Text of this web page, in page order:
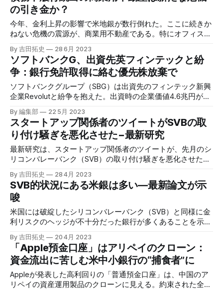
の引き金か？
今年、金利上昇の影響で米地銀が数行倒れた。ここに続きか
ねない危機の震源が、商業用不動産である。特にオフィスで
が追い討ちをかけている。
By 吉田拓史 28 6月 2023
ソフトバンクG、出資先英フィンテックと紛
争：銀行免許取得に絡む優先株放棄で
ソフトバンクグループ（SBG）は出資先のフィンテック新興
企業Revolutと紛争を抱えた。出資時の企業価値4.6兆円が、
り、SBGの頭痛の種が増えた。
By 編集部 22 5月 2023
スタートアップ関係者のツイートがSVBの取
り付け騒ぎを悪化させた−最新研究
最新研究は、スタートアップ関係者のツイートが、先月のシ
リコンバレーバンク（SVB）の取り付け騒ぎを悪化させた証
レーが、SNSの負の側面を露見させた格好だ。
By 吉田拓史 28 4月 2023
SVB的状況にある米銀は多い―最新論文が示
唆
米国には破綻したシリコンバレーバンク（SVB）と同様に金
利リスクのヘッジが不十分だった銀行が多くあることを示唆
端として破綻する可能性は否定できない。
By 吉田拓史 20 4月 2023
「Apple預金口座」はアリペイのクローン：
資金流出に苦しむ米中小銀行の“捕食者”に
Appleが発表した高利回りの「普通預金口座」は、中国のア
リペイの資産運用製品のクローンに見える。約束された全米